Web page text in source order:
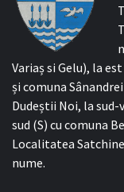
Variaș si Gelu), la
și comuna
Dudeștii Noi, la sud-
sud (S) cu comuna
Localitatea
nume.